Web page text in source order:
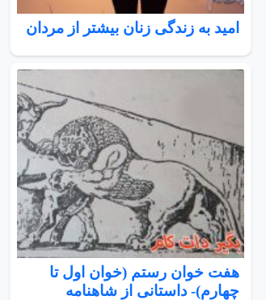
امید به زندگی زنان بیشتر از مردان
هفت خوان رستم (خوان اول تا
چهارم)- داستانی از شاهنامه